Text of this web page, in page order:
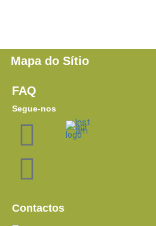
Mapa do Sítio
FAQ
Segue-nos
Contactos